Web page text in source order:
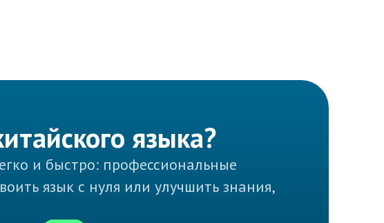
языка?
и быстро: профессиональные
язык с нуля или улучшить знания,